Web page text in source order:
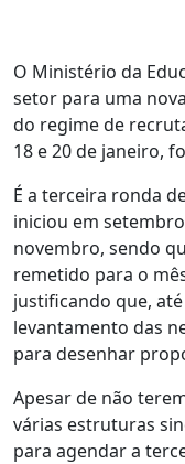
O Ministério da
setor para uma
do regime de
18 e 20 de janeiro,
É a terceira ronda
iniciou em
novembro, sendo
remetido para o
justificando que,
levantamento das
para desenhar
Apesar de não
várias estruturas
para agendar a